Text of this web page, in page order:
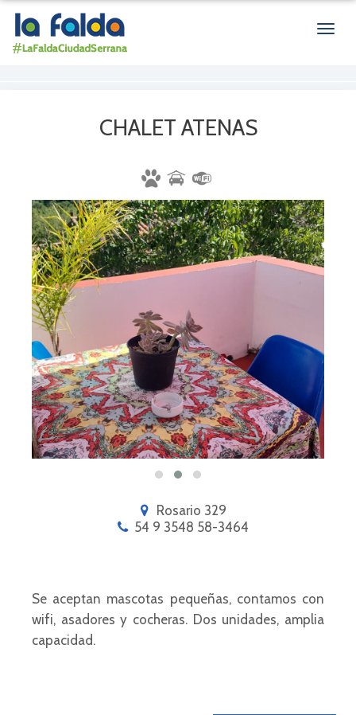
CHALET ATENAS
Rosario 329
54 9 3548 58-3464
Se aceptan mascotas pequeñas, contamos con
wifi, asadores y cocheras. Dos unidades, amplia
capacidad.